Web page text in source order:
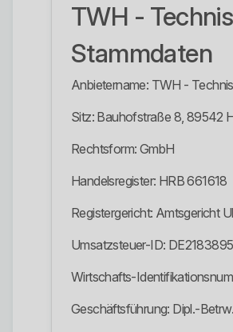
TWH -
Stammdaten
Anbietername: TWH -
Sitz: Bauhofstraße 8, 89542
Rechtsform: GmbH
Handelsregister: HRB 661618
Registergericht: Amtsgericht
Umsatzsteuer-ID:
Wirtschafts-
Geschäftsführung: Dipl.-